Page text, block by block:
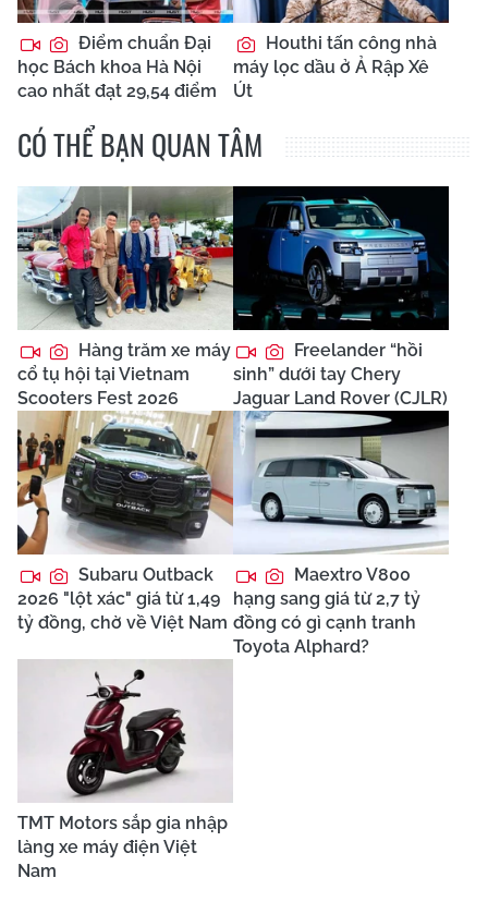
Điểm chuẩn Đại
học Bách khoa Hà Nội
cao nhất đạt 29,54 điểm
Houthi tấn công nhà
máy lọc dầu ở Ả Rập Xê
Út
CÓ THỂ BẠN QUAN TÂM
Hàng trăm xe máy
cổ tụ hội tại Vietnam
Scooters Fest 2026
Freelander “hồi
sinh” dưới tay Chery
Jaguar Land Rover (CJLR)
Subaru Outback
2026 "lột xác" giá từ 1,49
tỷ đồng, chờ về Việt Nam
Maextro V800
hạng sang giá từ 2,7 tỷ
đồng có gì cạnh tranh
Toyota Alphard?
TMT Motors sắp gia nhập
làng xe máy điện Việt
Nam